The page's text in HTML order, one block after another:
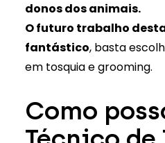
donos dos animais.
O futuro trabalho
fantástico, basta
em tosquia e grooming.
Como